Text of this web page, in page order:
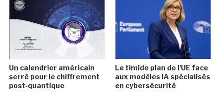
Un calendrier américain
serré pour le chiffrement
post‑quantique
Le timide plan de l'UE face
aux modèles IA spécialisés
en cybersécurité